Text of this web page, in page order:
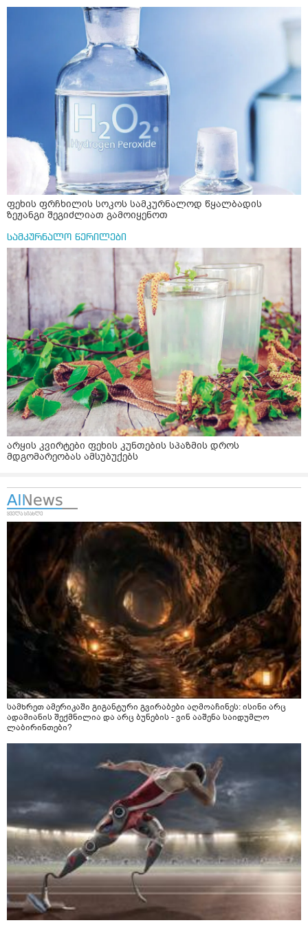
ფეხის ფრჩხილის სოკოს სამკურნალოდ წყალბადის
ზეჟანგი შეგიძლიათ გამოიყენოთ
სამკურნალო წერილები
არყის კვირტები ფეხის კუნთების სპაზმის დროს
მდგომარეობას ამსუბუქებს
სამხრეთ ამერიკაში გიგანტური გვირაბები აღმოაჩინეს: ისინი არც
ადამიანის შექმნილია და არც ბუნების - ვინ ააშენა საიდუმლო
ლაბირინთები?